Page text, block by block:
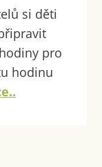
si děti
pro
hodinu